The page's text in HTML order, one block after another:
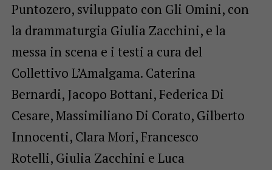
Puntozero, sviluppato con Gli Omini, con
la drammaturgia Giulia Zacchini, e la
messa in scena e i testi a cura del
Collettivo L’Amalgama. Caterina
Bernardi, Jacopo Bottani, Federica Di
Cesare, Massimiliano Di Corato, Gilberto
Innocenti, Clara Mori, Francesco
Rotelli, Giulia Zacchini e Luca